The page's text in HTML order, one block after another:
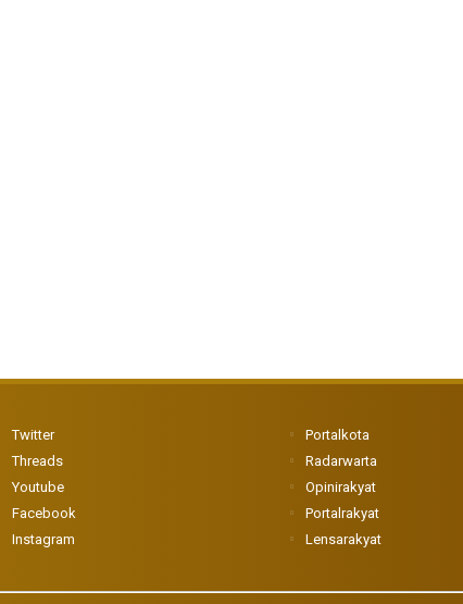
Twitter
Threads
Youtube
Facebook
Instagram
Portalkota
Radarwarta
Opinirakyat
Portalrakyat
Lensarakyat